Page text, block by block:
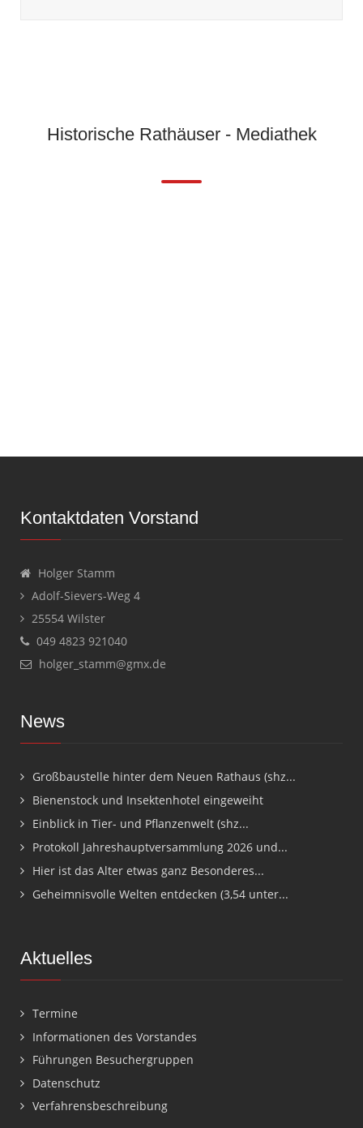
Historische Rathäuser - Mediathek
Kontaktdaten Vorstand
Holger Stamm
Adolf-Sievers-Weg 4
25554 Wilster
049 4823 921040
holger_stamm@gmx.de
News
Großbaustelle hinter dem Neuen Rathaus (shz...
Bienenstock und Insektenhotel eingeweiht
Einblick in Tier- und Pflanzenwelt (shz...
Protokoll Jahreshauptversammlung 2026 und...
Hier ist das Alter etwas ganz Besonderes...
Geheimnisvolle Welten entdecken (3,54 unter...
Aktuelles
Termine
Informationen des Vorstandes
Führungen Besuchergruppen
Datenschutz
Verfahrensbeschreibung